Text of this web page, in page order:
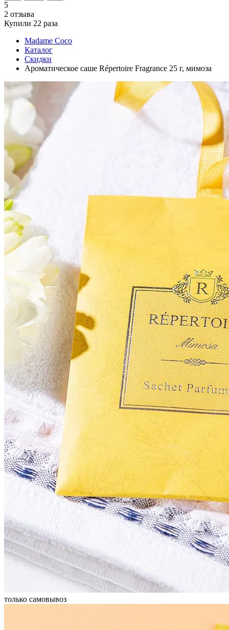
5
2 отзыва
Купили 22 раза
Madame Coco
Каталог
Скидки
Ароматическое саше Répertoire Fragrance 25 г, мимоза
только самовывоз